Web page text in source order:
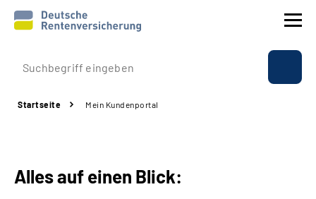
Prävention
Startseite Mein Kundenportal
Alles auf einen Blick: